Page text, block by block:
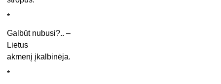
*
Galbūt nubusi?.. –
Lietus
akmenį įkalbinėja.
*